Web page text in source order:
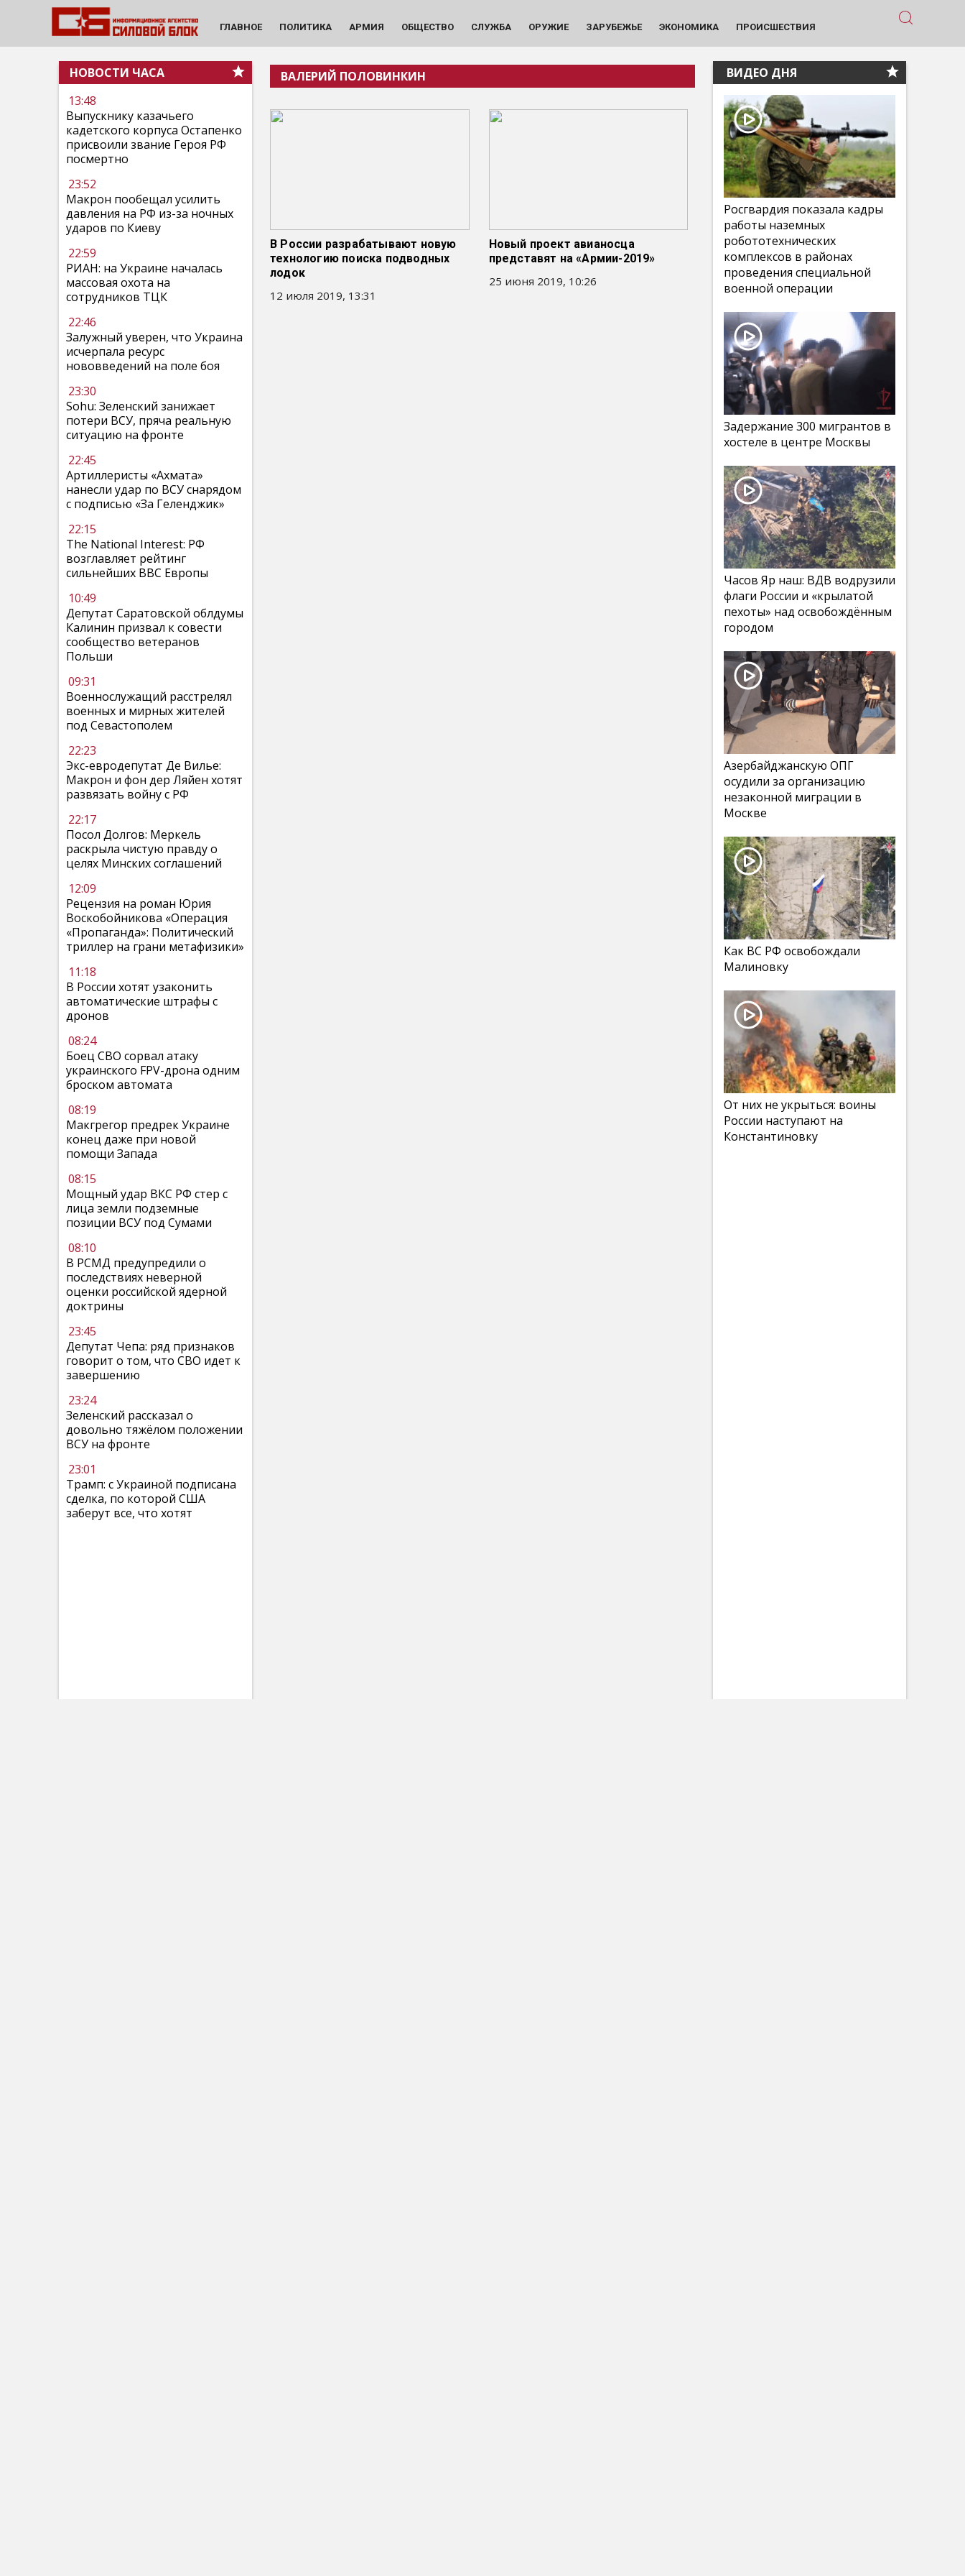
ГЛАВНОЕ ПОЛИТИКА АРМИЯ ОБЩЕСТВО СЛУЖБА ОРУЖИЕ ЗАРУБЕЖЬЕ ЭКОНОМИКА ПРОИСШЕСТВИЯ
НОВОСТИ ЧАСА
13:48
Выпускнику казачьего
кадетского корпуса Остапенко
присвоили звание Героя РФ
посмертно
23:52
Макрон пообещал усилить
давления на РФ из-за ночных
ударов по Киеву
22:59
РИАН: на Украине началась
массовая охота на
сотрудников ТЦК
22:46
Залужный уверен, что Украина
исчерпала ресурс
нововведений на поле боя
23:30
Sohu: Зеленский занижает
потери ВСУ, пряча реальную
ситуацию на фронте
22:45
Артиллеристы «Ахмата»
нанесли удар по ВСУ снарядом
с подписью «За Геленджик»
22:15
The National Interest: РФ
возглавляет рейтинг
сильнейших ВВС Европы
10:49
Депутат Саратовской облдумы
Калинин призвал к совести
сообщество ветеранов
Польши
09:31
Военнослужащий расстрелял
военных и мирных жителей
под Севастополем
22:23
Экс-евродепутат Де Вилье:
Макрон и фон дер Ляйен хотят
развязать войну с РФ
22:17
Посол Долгов: Меркель
раскрыла чистую правду о
целях Минских соглашений
12:09
Рецензия на роман Юрия
Воскобойникова «Операция
«Пропаганда»: Политический
триллер на грани метафизики»
11:18
В России хотят узаконить
автоматические штрафы с
дронов
08:24
Боец СВО сорвал атаку
украинского FPV-дрона одним
броском автомата
08:19
Макгрегор предрек Украине
конец даже при новой
помощи Запада
08:15
Мощный удар ВКС РФ стер с
лица земли подземные
позиции ВСУ под Сумами
08:10
В РСМД предупредили о
последствиях неверной
оценки российской ядерной
доктрины
23:45
Депутат Чепа: ряд признаков
говорит о том, что СВО идет к
завершению
23:24
Зеленский рассказал о
довольно тяжёлом положении
ВСУ на фронте
23:01
Трамп: с Украиной подписана
сделка, по которой США
заберут все, что хотят
ВАЛЕРИЙ ПОЛОВИНКИН
В России разрабатывают новую
технологию поиска подводных
лодок
12 июля 2019, 13:31
Новый проект авианосца
представят на «Армии-2019»
25 июня 2019, 10:26
ВИДЕО ДНЯ
Росгвардия показала кадры
работы наземных
робототехнических
комплексов в районах
проведения специальной
военной операции
Задержание 300 мигрантов в
хостеле в центре Москвы
Часов Яр наш: ВДВ водрузили
флаги России и «крылатой
пехоты» над освобождённым
городом
Азербайджанскую ОПГ
осудили за организацию
незаконной миграции в
Москве
Как ВС РФ освобождали
Малиновку
От них не укрыться: воины
России наступают на
Константиновку